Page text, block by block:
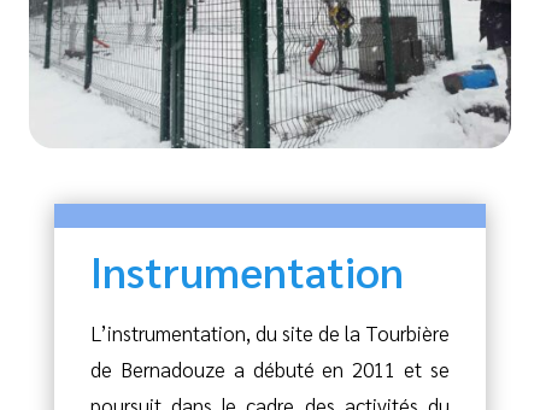
Instrumentation
L’instrumentation, du site de la Tourbière
de Bernadouze a débuté en 2011 et se